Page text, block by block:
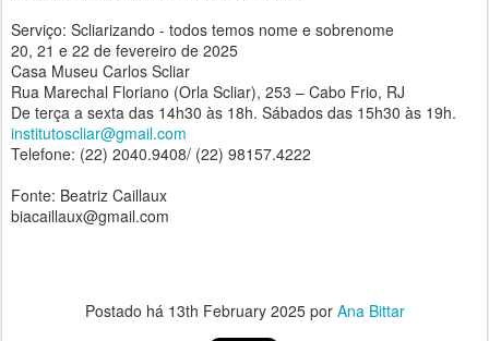
Serviço: Scliarizando - todos temos nome e sobrenome
20, 21 e 22 de fevereiro de 2025
Casa Museu Carlos Scliar
Rua Marechal Floriano (Orla Scliar), 253 – Cabo Frio, RJ
De terça a sexta das 14h30 às 18h. Sábados das 15h30 às 19h.
institutoscliar@gmail.com
Telefone: (22) 2040.9408/ (22) 98157.4222
Fonte: Beatriz Caillaux
biacaillaux@gmail.com
Postado há 13th February 2025por Ana Bittar